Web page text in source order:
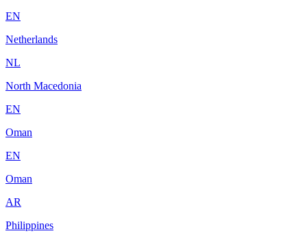
EN
Netherlands
NL
North Macedonia
EN
Oman
EN
Oman
AR
Philippines